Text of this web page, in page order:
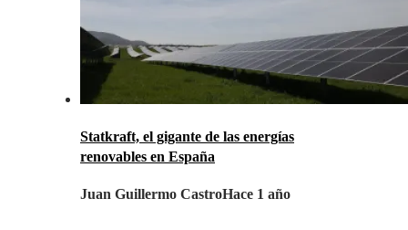
Statkraft, el gigante de las energías
renovables en España
Juan Guillermo CastroHace 1 año